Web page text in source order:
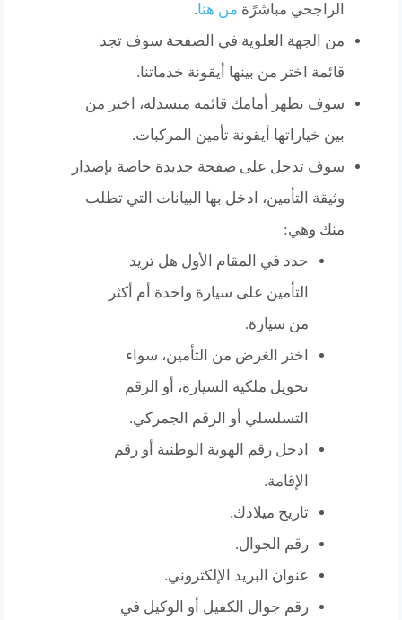
الراجحي مباشرًة من هنا.
من الجهة العلوية في الصفحة سوف تجد
قائمة اختر من بينها أيقونة خدماتنا.
سوف تظهر أمامك قائمة منسدلة، اختر من
بين خياراتها أيقونة تأمين المركبات.
سوف تدخل على صفحة جديدة خاصة بإصدار
وثيقة التأمين، ادخل بها البيانات التي تطلب
منك وهي:
حدد في المقام الأول هل تريد
التأمين على سيارة واحدة أم أكثر
من سيارة.
اختر الغرض من التأمين، سواء
تحويل ملكية السيارة، أو الرقم
التسلسلي أو الرقم الجمركي.
ادخل رقم الهوية الوطنية أو رقم
الإقامة.
تاريخ ميلادك.
رقم الجوال.
عنوان البريد الإلكتروني.
رقم جوال الكفيل أو الوكيل في